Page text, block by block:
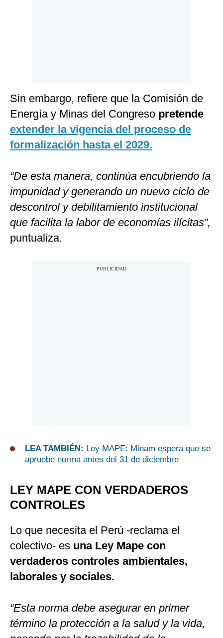
Sin embargo, refiere que la Comisión de
Energía y Minas del Congreso pretende
extender la vigencia del proceso de
formalización hasta el 2029.
“De esta manera, continúa encubriendo la
impunidad y generando un nuevo ciclo de
descontrol y debilitamiento institucional
que facilita la labor de economías ilícitas”,
puntualiza.
LEA TAMBIÉN: Ley MAPE: Minam espera que se
apruebe norma antes del 31 de diciembre
LEY MAPE CON VERDADEROS
CONTROLES
Lo que necesita el Perú -reclama el
colectivo- es una Ley Mape con
verdaderos controles ambientales,
laborales y sociales.
“Esta norma debe asegurar en primer
término la protección a la salud y la vida,